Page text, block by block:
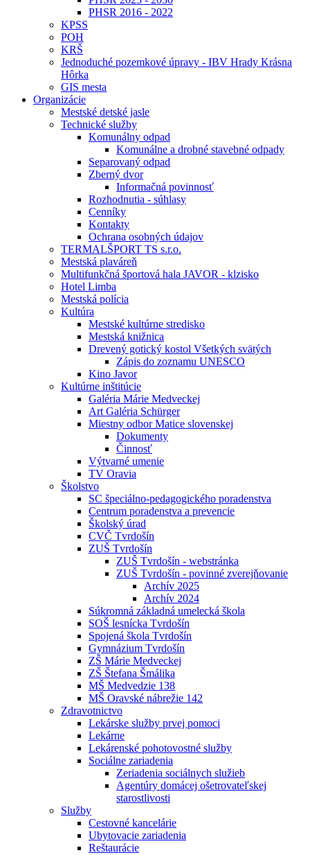
PHSR 2016 - 2022
KPSS
POH
KRŠ
Jednoduché pozemkové úpravy - IBV Hrady Krásna
Hôrka
GIS mesta
Organizácie
Mestské detské jasle
Technické služby
Komunálny odpad
Komunálne a drobné stavebné odpady
Separovaný odpad
Zberný dvor
Informačná povinnosť
Rozhodnutia - súhlasy
Cenníky
Kontakty
Ochrana osobných údajov
TERMALŠPORT TS s.r.o.
Mestská plaváreň
Multifunkčná športová hala JAVOR - klzisko
Hotel Limba
Mestská polícia
Kultúra
Mestské kultúrne stredisko
Mestská knižnica
Drevený gotický kostol Všetkých svätých
Zápis do zoznamu UNESCO
Kino Javor
Kultúrne inštitúcie
Galéria Márie Medveckej
Art Galéria Schürger
Miestny odbor Matice slovenskej
Dokumenty
Činnosť
Výtvarné umenie
TV Oravia
Školstvo
SC špeciálno-pedagogického poradenstva
Centrum poradenstva a prevencie
Školský úrad
CVČ Tvrdošín
ZUŠ Tvrdošín
ZUŠ Tvrdošín - webstránka
ZUŠ Tvrdošín - povinné zverejňovanie
Archív 2025
Archív 2024
Súkromná základná umelecká škola
SOŠ lesnícka Tvrdošín
Spojená škola Tvrdošín
Gymnázium Tvrdošín
ZŠ Márie Medveckej
ZŠ Štefana Šmálika
MŠ Medvedzie 138
MŠ Oravské nábrežie 142
Zdravotnictvo
Lekárske služby prvej pomoci
Lekárne
Lekárenské pohotovostné služby
Sociálne zariadenia
Zeriadenia sociálnych služieb
Agentúry domácej ošetrovateľskej
starostlivosti
Služby
Cestovné kancelárie
Ubytovacie zariadenia
Reštaurácie